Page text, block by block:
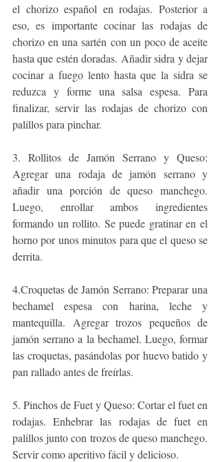
el chorizo español en rodajas. Posterior a
eso, es importante cocinar las rodajas de
chorizo en una sartén con un poco de aceite
hasta que estén doradas. Añadir sidra y dejar
cocinar a fuego lento hasta que la sidra se
reduzca y forme una salsa espesa. Para
finalizar, servir las rodajas de chorizo con
palillos para pinchar.
3. Rollitos de Jamón Serrano y Queso:
Agregar una rodaja de jamón serrano y
añadir una porción de queso manchego.
Luego, enrollar ambos ingredientes
formando un rollito. Se puede gratinar en el
horno por unos minutos para que el queso se
derrita.
4.Croquetas de Jamón Serrano: Preparar una
bechamel espesa con harina, leche y
mantequilla. Agregar trozos pequeños de
jamón serrano a la bechamel. Luego, formar
las croquetas, pasándolas por huevo batido y
pan rallado antes de freírlas.
5. Pinchos de Fuet y Queso: Cortar el fuet en
rodajas. Enhebrar las rodajas de fuet en
palillos junto con trozos de queso manchego.
Servir como aperitivo fácil y delicioso.